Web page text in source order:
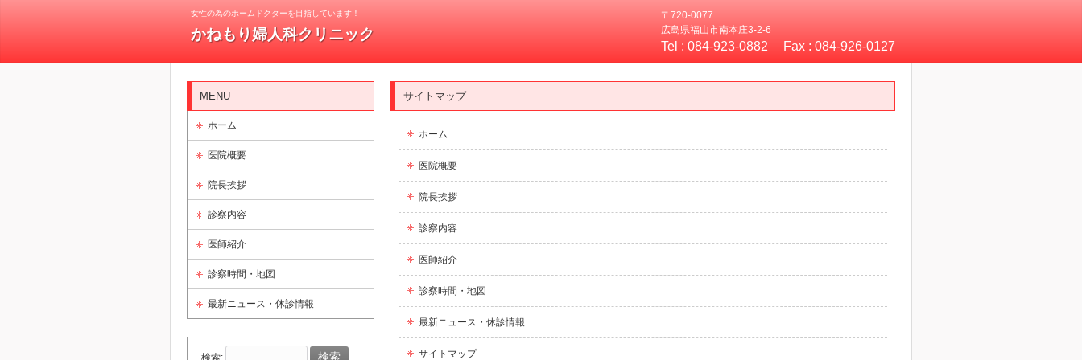
女性の為のホームドクターを目指しています！
かねもり婦人科クリニック
〒720-0077
広島県福山市南本庄3-2-6
Tel :084-923-0882 Fax : 084-926-0127
MENU
ホーム
医院概要
院長挨拶
診察内容
医師紹介
診察時間・地図
最新ニュース・休診情報
サイトマップ
ホーム
医院概要
院長挨拶
診察内容
医師紹介
診察時間・地図
最新ニュース・休診情報
サイトマップ
検索: